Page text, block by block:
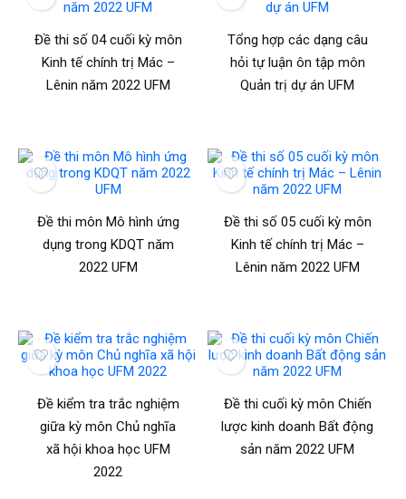
Đề thi số 04 cuối kỳ môn
Kinh tế chính trị Mác –
Lênin năm 2022 UFM
Tổng hợp các dạng câu
hỏi tự luận ôn tập môn
Quản trị dự án UFM
Đề thi môn Mô hình ứng
dụng trong KDQT năm
2022 UFM
Đề thi số 05 cuối kỳ môn
Kinh tế chính trị Mác –
Lênin năm 2022 UFM
Đề kiểm tra trắc nghiệm
giữa kỳ môn Chủ nghĩa
xã hội khoa học UFM
2022
Đề thi cuối kỳ môn Chiến
lược kinh doanh Bất động
sản năm 2022 UFM